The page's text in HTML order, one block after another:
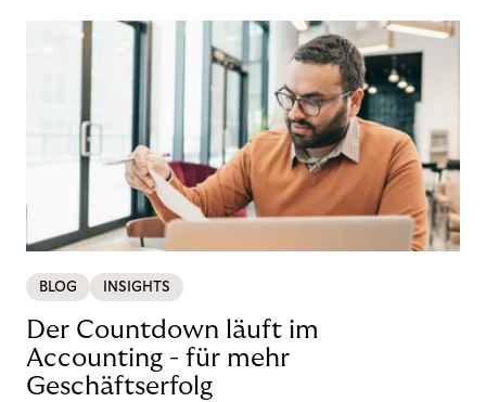
BLOG INSIGHTS
Der Countdown läuft im
Accounting - für mehr
Geschäftserfolg